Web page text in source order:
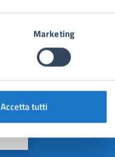
Marketing
Accetta tutti